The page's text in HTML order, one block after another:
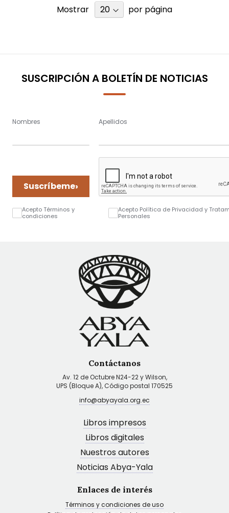
Mostrar por página
SUSCRIPCIÓN A BOLETÍN DE NOTICIAS
Nombres Apellidos
Suscríbeme›
Acepto Términos y
condiciones
Acepto Política de Privacidad y
Personales
Contáctanos
Av. 12 de Octubre N24-22 y Wilson,
UPS (Bloque A), Código postal 170525
info@abyayala.org.ec
Libros impresos
Libros digitales
Nuestros autores
Noticias Abya-Yala
Enlaces de interés
Términos y condiciones de uso